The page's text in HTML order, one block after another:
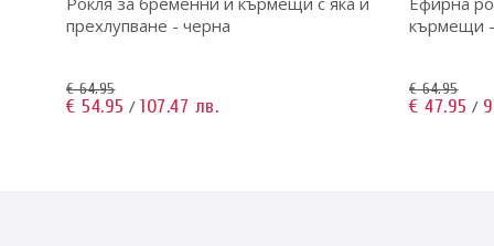
прехлупване - черна
€ 64.95
€ 54.95 / 107.47 лв.
кърмещи
€ 64.95
€ 47.95 /